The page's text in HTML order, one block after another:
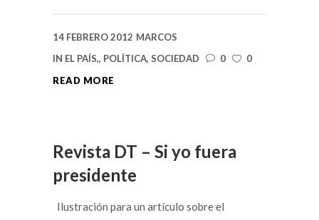
14 FEBRERO 2012 MARCOS
IN EL PAÍS,, POLÍTICA, SOCIEDAD 0
0
READ MORE
Revista DT – Si yo fuera
presidente
Ilustración para un artículo sobre el